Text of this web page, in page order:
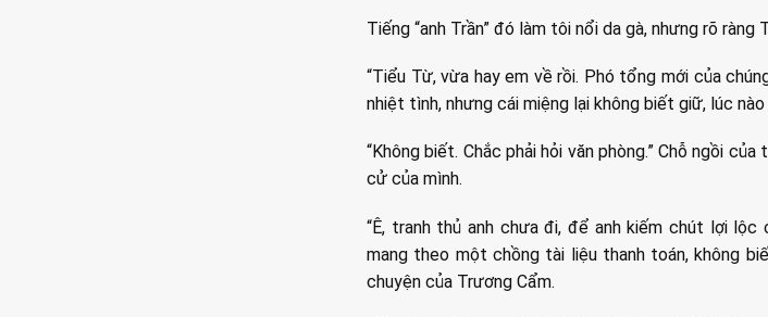
Tiếng “anh Trần” đó làm tôi nổi da gà, nhưng rõ ràng
“Tiểu Từ, vừa hay em về rồi. Phó tổng mới của
nhiệt tình, nhưng cái miệng lại không biết giữ, lúc
“Không biết. Chắc phải hỏi văn phòng.” Chỗ ngồi
cử của mình.
“Ê, tranh thủ anh chưa đi, để anh kiếm chút lợi lộc
mang theo một chồng tài liệu thanh toán, không
chuyện của Trương Cẩm.